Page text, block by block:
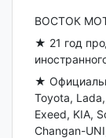
ВОСТОК
★ 21 год
★
Toyota,
Exeed, KIA,
Changan-